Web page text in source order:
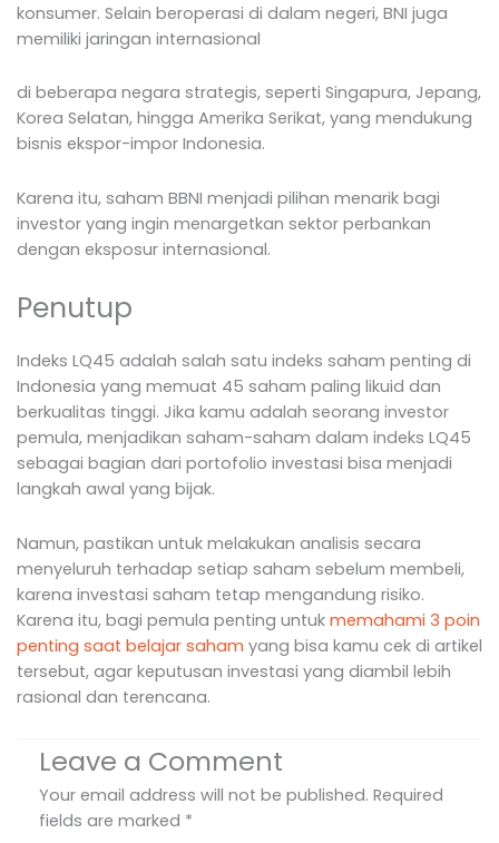
konsumer. Selain beroperasi di dalam negeri, BNI juga
memiliki jaringan internasional
di beberapa negara strategis, seperti Singapura, Jepang,
Korea Selatan, hingga Amerika Serikat, yang mendukung
bisnis ekspor-impor Indonesia.
Karena itu, saham BBNI menjadi pilihan menarik bagi
investor yang ingin menargetkan sektor perbankan
dengan eksposur internasional.
Penutup
Indeks LQ45 adalah salah satu indeks saham penting di
Indonesia yang memuat 45 saham paling likuid dan
berkualitas tinggi. Jika kamu adalah seorang investor
pemula, menjadikan saham-saham dalam indeks LQ45
sebagai bagian dari portofolio investasi bisa menjadi
langkah awal yang bijak.
Namun, pastikan untuk melakukan analisis secara
menyeluruh terhadap setiap saham sebelum membeli,
karena investasi saham tetap mengandung risiko.
Karena itu, bagi pemula penting untuk memahami 3 poin
penting saat belajar saham yang bisa kamu cek di artikel
tersebut, agar keputusan investasi yang diambil lebih
rasional dan terencana.
Leave a Comment
Your email address will not be published. Required
fields are marked *